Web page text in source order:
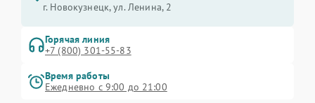
г. Новокузнецк, ул. Ленина, 2
Горячая линия
+7 (800) 301-55-83
Время работы
Ежедневно с 9:00 до 21:00